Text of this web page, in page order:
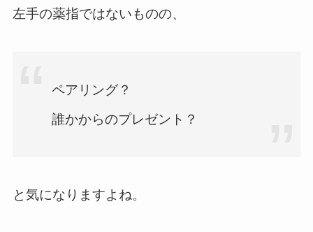
左手の薬指ではないものの、
ペアリング？
誰かからのプレゼント？
と気になりますよね。